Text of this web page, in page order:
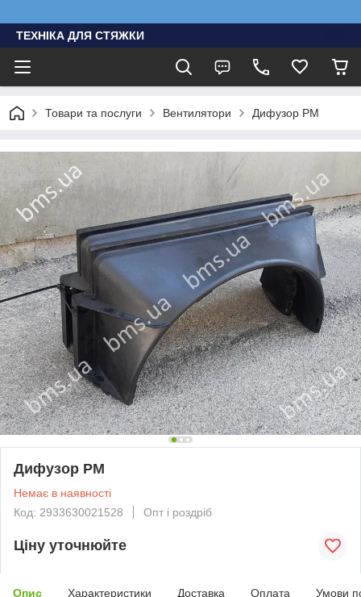
ТЕХНІКА ДЛЯ СТЯЖКИ
Товари та послуги Вентилятори Дифузор PM
Дифузор PM
Немає в наявності
Код: 2933630021528
Опт і роздріб
Ціну уточнюйте
Опис Характеристики Доставка Оплата Умови